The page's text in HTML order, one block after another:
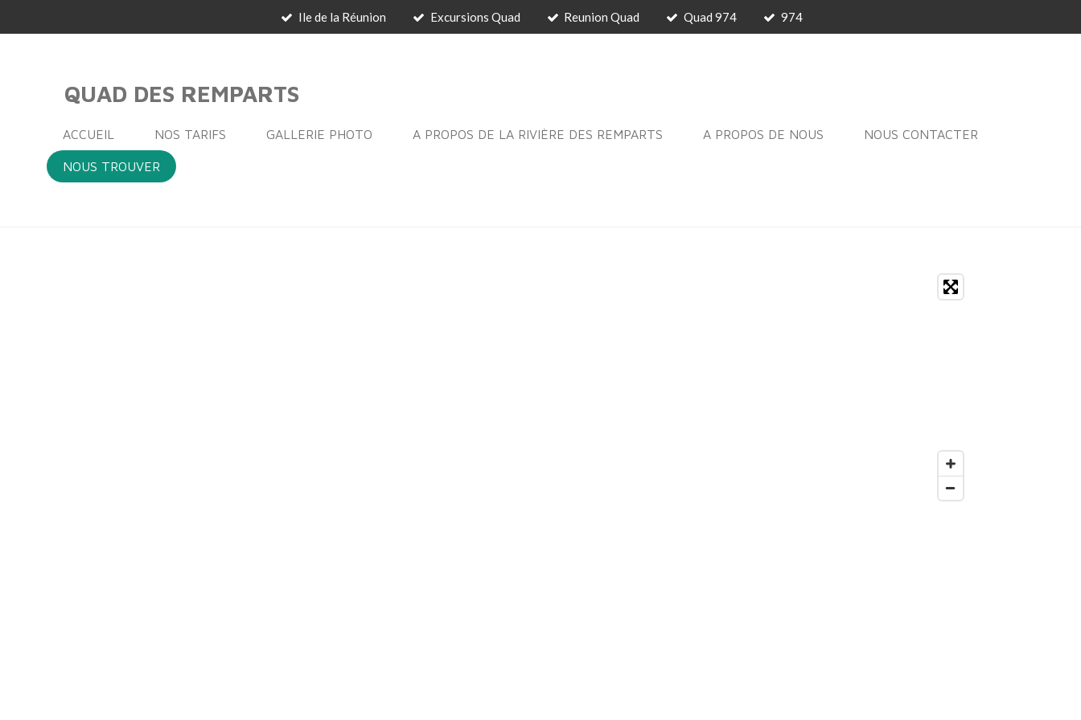
Ile de la Réunion Excursions Quad Reunion Quad Quad 974 974
QUAD DES REMPARTS
ACCUEIL NOS TARIFS GALLERIE PHOTO A PROPOS DE LA RIVIÈRE DES REMPARTS A PROPOS DE NOUS NOUS CONTACTER
NOUS TROUVER